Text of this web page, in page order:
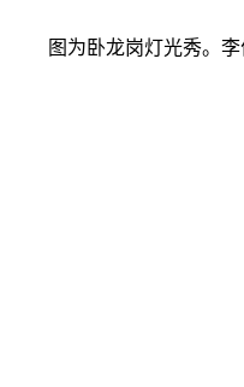
图为卧龙岗灯光秀。